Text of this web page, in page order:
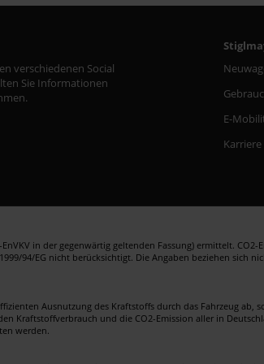
verschiedenen Social
Sie Informationen
E-
Karriere
in der gegenwärtig geltenden Fassung) ermittelt.
94/EG nicht berücksichtigt. Die Angaben beziehen sich
Ausnutzung des Kraftstoffs durch das Fahrzeug
Kraftstoffverbrauch und die CO2-Emission aller in
werden.